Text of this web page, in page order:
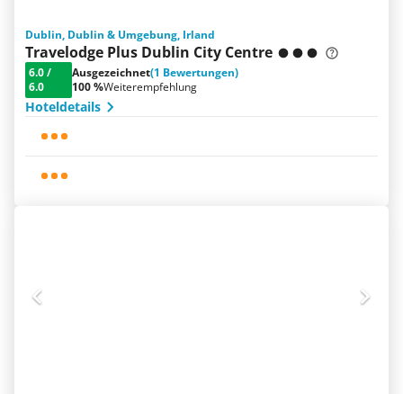
Dublin, Dublin & Umgebung, Irland
Travelodge Plus Dublin City Centre
6.0/
6.0
Ausgezeichnet(1 Bewertungen)
100 %Weiterempfehlung
Hoteldetails